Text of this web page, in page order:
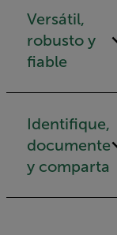
Versátil,
robusto y
fiable
Identifique,
documente
y comparta